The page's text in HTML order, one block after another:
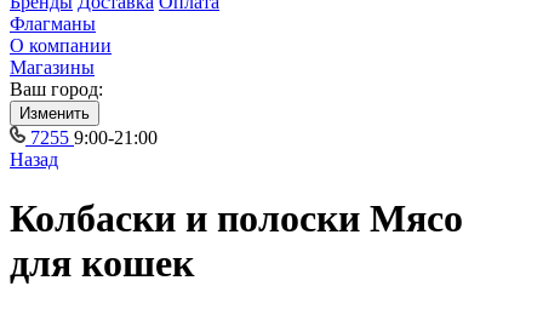
Флагманы
О компании
Магазины
Ваш город:
Изменить
7255 9:00-21:00
Назад
Колбаски и полоски Мясо
для кошек